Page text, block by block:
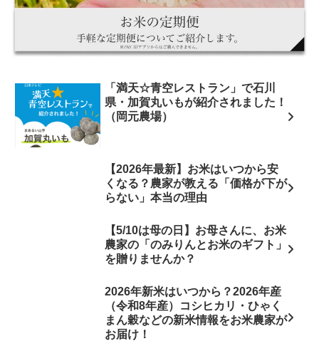
「満天☆青空レストラン」で石川
県・加賀丸いもが紹介されました！
（岡元農場）
【2026年最新】お米はいつから安
くなる？農家が教える「価格が下が
らない」本当の理由
【5/10は母の日】お母さんに、お米
農家の「のみりんとお米のギフト」
を贈りませんか？
2026年新米はいつから？2026年産
（令和8年産）コシヒカリ・ひゃく
まん穀などの新米情報をお米農家が
お届け！